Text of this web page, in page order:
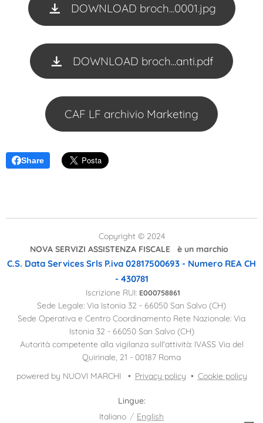
DOWNLOAD broch...0001.jpg
DOWNLOAD broch...anti.pdf
CAF LF archivio Marketing
Share
Copyright © 2024
NOVA SERVIZI ASSISTENZA FISCALE è un marchio
C.S. Data Services Srls P.iva 02817500693 - Numero REA CH
- 430781
Iscrizione RUI: E000758861
Sede Legale: Via Istonia 32 - 66050 San Salvo (CH)
Sede Operativa e Centro Coordinamento Rete Nazionale: Via
Istonia 32 - 66050 San Salvo (CH)
Autorità competente alla vigilanza sull'attività: IVASS Via del
Quirinale, 21 - 00187 Roma
powered by NUOVI MARCHI
Privacy policy Cookie policy
Lingue
Italiano
English